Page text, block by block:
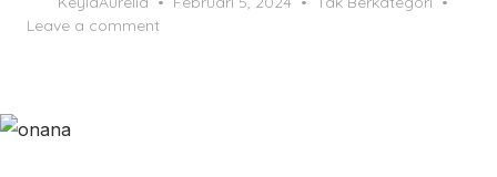
Leave a comment